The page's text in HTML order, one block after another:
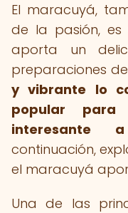
El maracuyá,
de la pasión, es
aporta un
preparaciones
y vibrante lo
popular para
interesante
continuación,
el maracuyá
Una de las